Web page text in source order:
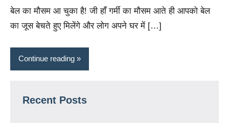
बेल का मौसम आ चुका है! जी हाँ गर्मी का मौसम आते ही आपको बेल
का जूस बेचते हुए मिलेंगे और लोग अपने घर में […]
Continue reading
Recent Posts